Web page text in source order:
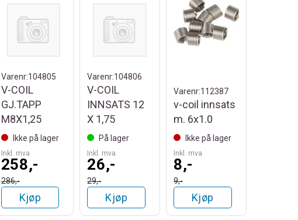
Varenr:104805
V-COIL
GJ.TAPP
M8X1,25
Ikke på lager
Inkl. mva
258,-
286,-
Kjøp
Varenr:104806
V-COIL
INNSATS 12
X 1,75
På lager
Inkl. mva
26,-
29,-
Kjøp
Varenr:112387
v-coil innsats
m. 6x1.0
Ikke på lager
Inkl. mva
8,-
9,-
Kjøp